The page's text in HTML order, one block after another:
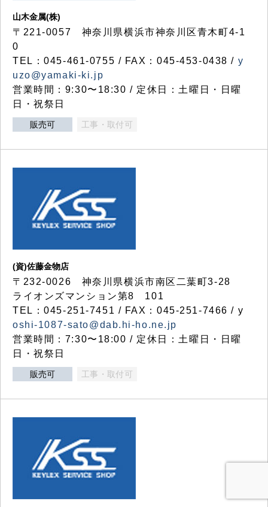
山木金属(株)
〒221-0057 神奈川県横浜市神奈川区青木町4-1
0
TEL：045-461-0755 / FAX：045-453-0438 / y
uzo@yamaki-ki.jp
営業時間：9:30〜18:30 / 定休日：土曜日・日曜
日・祝祭日
販売可 工事・取付可
(資)佐藤金物店
〒232-0026 神奈川県横浜市南区二葉町3-28
ライオンズマンション第8 101
TEL：045-251-7451 / FAX：045-251-7466 / y
oshi-1087-sato@dab.hi-ho.ne.jp
営業時間：7:30〜18:00 / 定休日：土曜日・日曜
日・祝祭日
販売可 工事・取付可